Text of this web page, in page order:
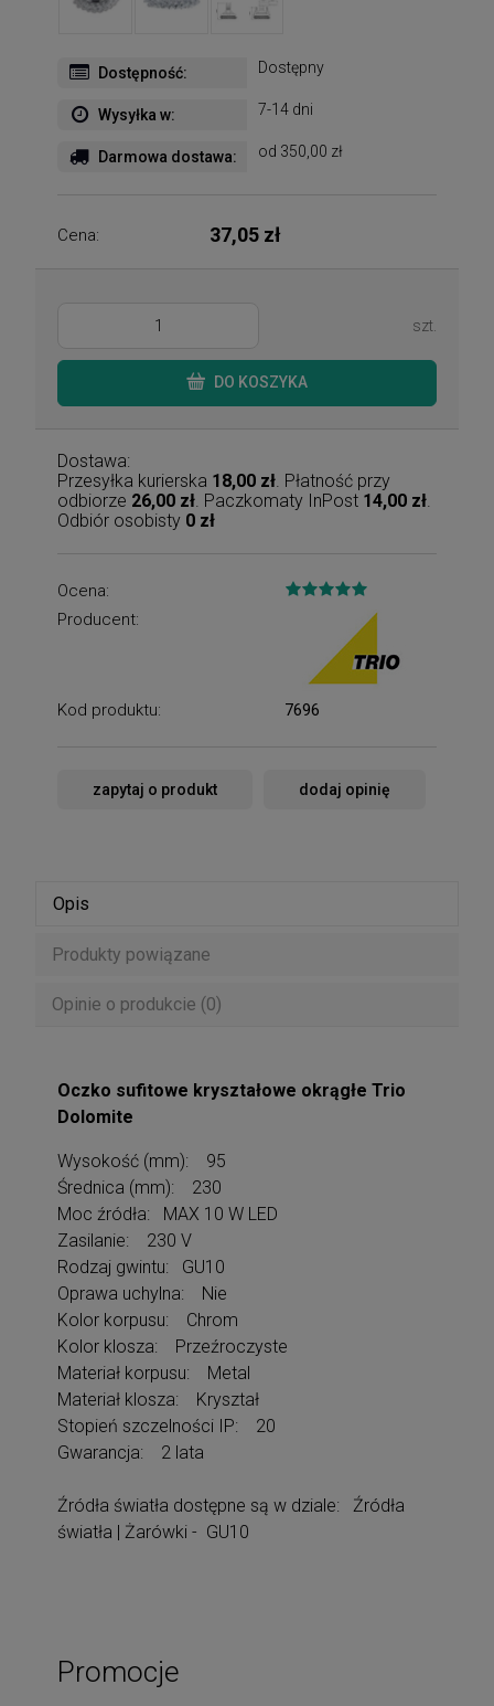
Dostępność: Dostępny
Wysyłka w: 7-14 dni
Darmowa dostawa: od 350,00 zł
Cena: 37,05 zł
szt.
DO KOSZYKA
Dostawa:
Przesyłka kurierska 18,00 zł . Płatność przy
odbiorze 26,00 zł . Paczkomaty InPost 14,00 zł
Odbiór osobisty 0 zł
Ocena:
Producent:
Kod produktu: 7696
zapytaj o produkt dodaj opinię
Opis
Produkty powiązane
Opinie o produkcie (0)
Oczko sufitowe kryształowe okrągłe Trio
Dolomite
Wysokość (mm): 95
Średnica (mm): 230
Moc źródła: MAX 10 W LED
Zasilanie: 230 V
Rodzaj gwintu: GU10
Oprawa uchylna: Nie
Kolor korpusu: Chrom
Kolor klosza: Przeźroczyste
Materiał korpusu: Metal
Materiał klosza: Kryształ
Stopień szczelności IP: 20
Gwarancja: 2 lata
Źródła światła dostępne są w dziale: Źródła
światła | Żarówki - GU10
Promocje